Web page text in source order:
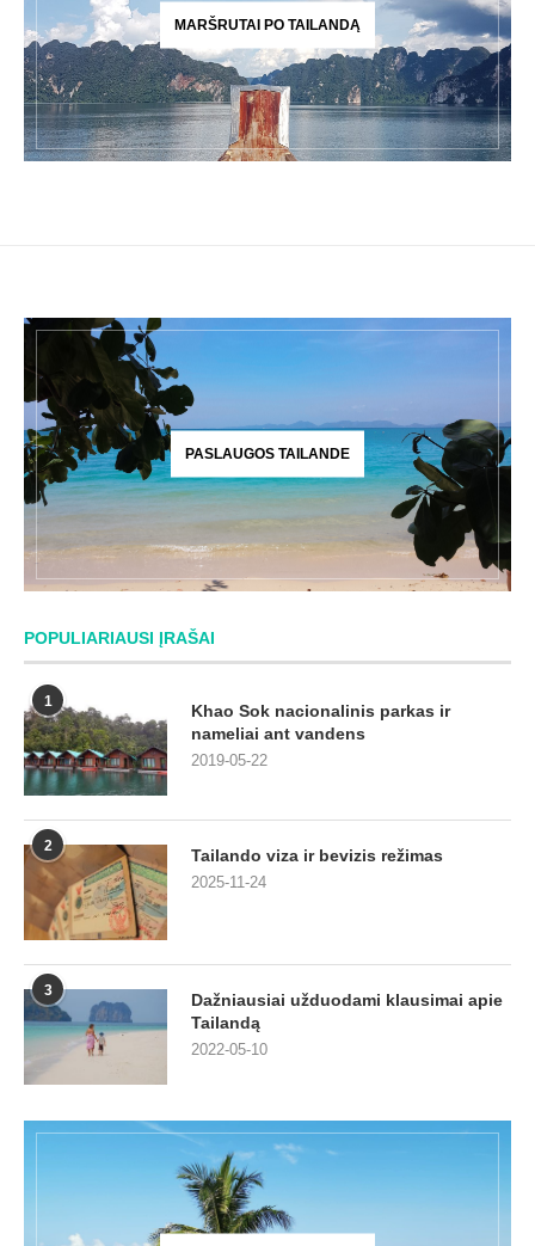
MARŠRUTAI PO TAILANDĄ
PASLAUGOS TAILANDE
POPULIARIAUSI ĮRAŠAI
1
Khao Sok nacionalinis parkas ir
nameliai ant vandens
2019-05-22
2 Tailando viza ir bevizis režimas
2025-11-24
3
Dažniausiai užduodami klausimai apie
Tailandą
2022-05-10